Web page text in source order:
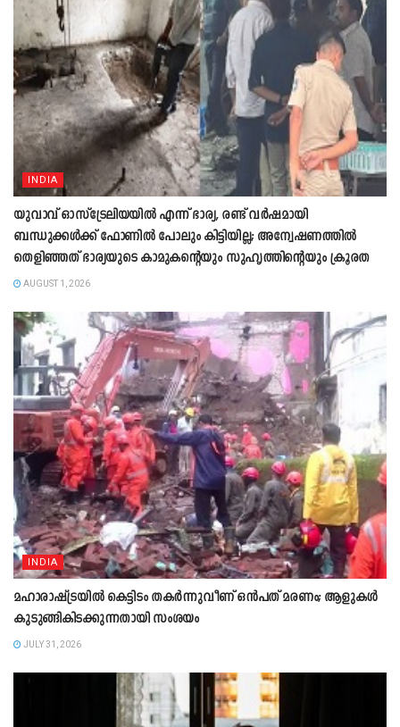
INDIA
യുവാവ് ഓസ്ട്രേലിയയിൽ എന്ന് ഭാര്യ, രണ്ട് വർഷമായി
ബന്ധുക്കൾക്ക് ഫോണിൽ പോലും കിട്ടിയില്ല; അന്വേഷണത്തിൽ
തെളിഞ്ഞത് ഭാര്യയുടെ കാമുകന്‍റെയും സുഹൃത്തിന്‍റെയും ക്രൂരത
AUGUST 1, 2026
INDIA
മഹാരാഷ്ട്രയിൽ കെട്ടിടം തകർന്നുവീണ് ഒൻപത് മരണം; ആളുകൾ
കുടുങ്ങികിടക്കുന്നതായി സംശയം
JULY 31, 2026